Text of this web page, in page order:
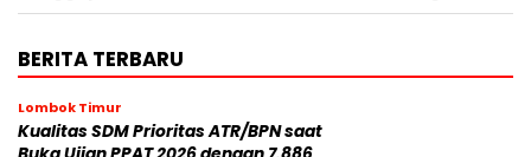
BERITA TERBARU
Lombok Timur
Kualitas SDM Prioritas ATR/BPN saat